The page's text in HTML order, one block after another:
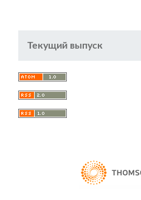
Текущий выпуск